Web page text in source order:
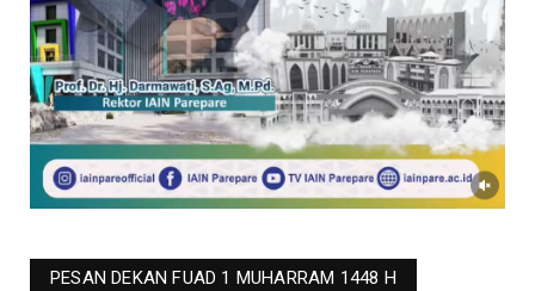
PESAN DEKAN FUAD 1 MUHARRAM 1448 H